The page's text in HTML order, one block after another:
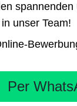
unser Team!
Per